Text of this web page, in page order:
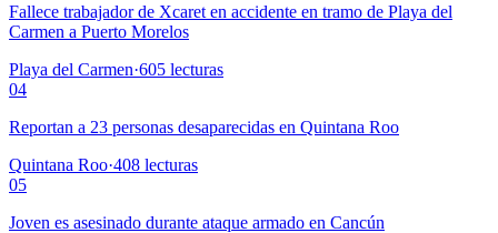
Fallece trabajador de Xcaret en accidente en tramo de Playa del
Carmen a Puerto Morelos
Playa del Carmen·605 lecturas
04
Reportan a 23 personas desaparecidas en Quintana Roo
Quintana Roo·408 lecturas
05
Joven es asesinado durante ataque armado en Cancún